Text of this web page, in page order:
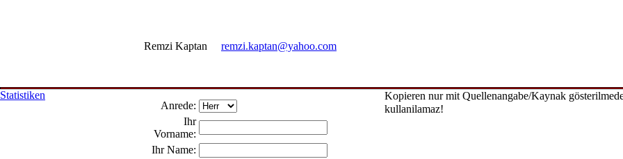
Remzi Kaptan remzi.kaptan@yahoo.com
Statistiken
Anrede:
Ihr
Vorname:
Ihr Name:
Kopieren nur mit Quellenangabe/Kaynak
kullanilamaz!